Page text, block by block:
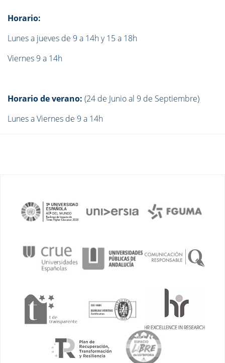
Horario:
Lunes a jueves de 9 a 14h y 15 a 18h
Viernes 9 a 14h
Horario de verano: (24 de Junio al 9 de Septiembre)
Lunes a Viernes de 9 a 14h